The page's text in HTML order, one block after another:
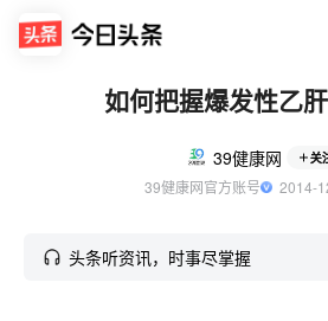
如何把握爆发性乙
39健康网 关
39健康网官方账号
2014-
头条听资讯，时事尽掌握